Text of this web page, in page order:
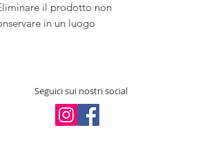
il prodotto non
in un luogo
Seguici sui nostri social